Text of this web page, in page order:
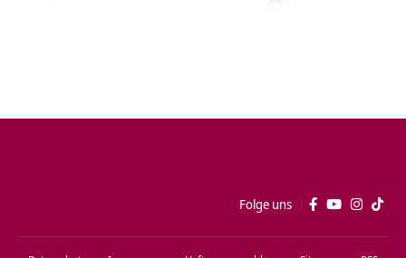
Folge uns